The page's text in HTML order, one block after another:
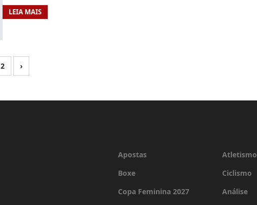
LEIA MAIS
2 ›
Apostas Atletismo
Boxe
Ciclismo
Copa Feminina 2027
Análise